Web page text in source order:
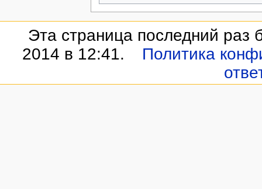
Эта страница последний раз
2014 в 12:41.
Политика